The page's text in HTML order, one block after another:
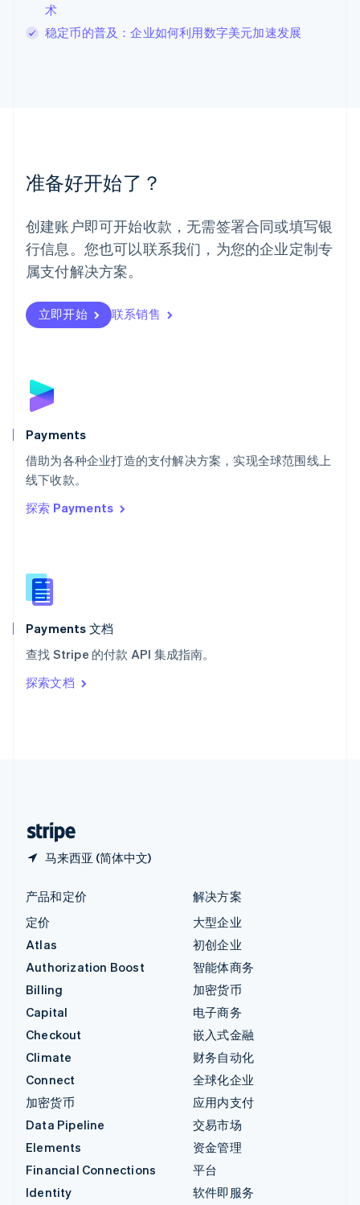
术
稳定币的普及：企业如何利用数字美元加速发展
准备好开始了？
创建账户即可开始收款，无需签署合同或填写银
行信息。您也可以联系我们，为您的企业定制专
属支付解决方案。
立即开始 联系销售
Payments
借助为各种企业打造的支付解决方案，实现全球范围线上
线下收款。
探索 Payments
Payments 文档
查找 Stripe 的付款 API 集成指南。
探索文档
马来西亚 (简体中文)
罗马尼亚
English
挪威
葡萄牙
Português English
日本
日本語English
瑞典
瑞士
DeutschFrançais
English
斯洛文尼亚
泰国
ไทยEnglish
希腊
English
西班牙
新西兰
English
匈牙利
English
ItalianoEnglish
印度
English
产品和定价
定价
Atlas
Authorization Boost
Billing
Capital
Checkout
Climate
Connect
加密货币
Data Pipeline
Elements
Financial Connections
Identity
解决方案
大型企业
初创企业
智能体商务
加密货币
电子商务
嵌入式金融
财务自动化
全球化企业
应用内支付
交易市场
资金管理
平台
软件即服务